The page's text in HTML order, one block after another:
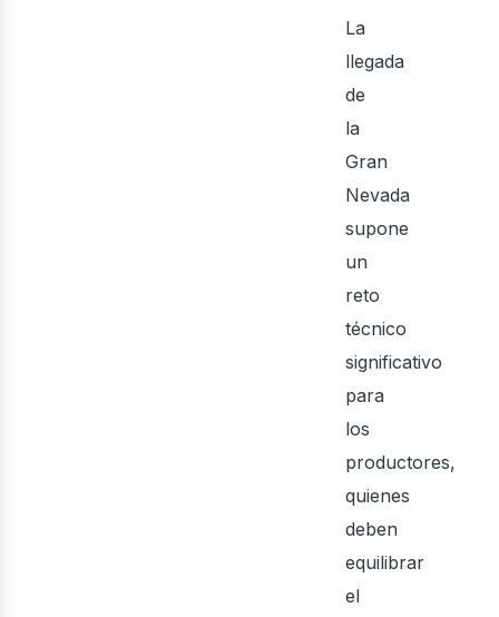
La
llegada
de
la
Gran
Nevada
supone
un
reto
técnico
significativo
para
los
productores,
quienes
deben
equilibrar
el